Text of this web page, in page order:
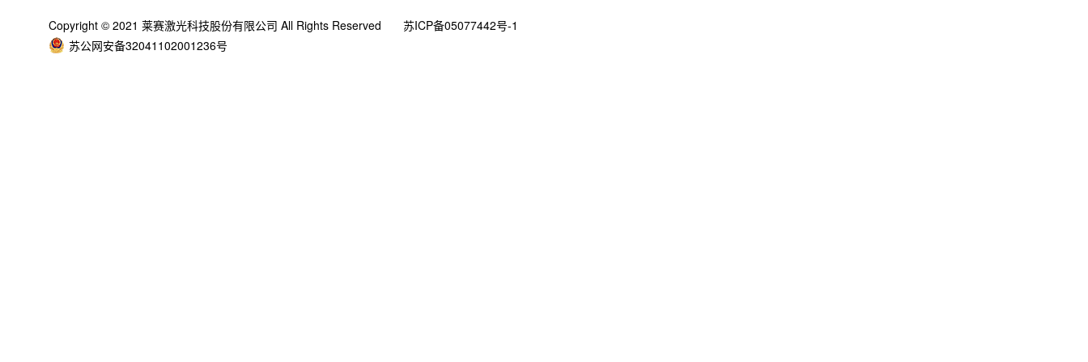
Copyright © 2021 莱赛激光科技股份有限公司 All Rights Reserved
苏ICP备05077442号-1
苏公网安备32041102001236号